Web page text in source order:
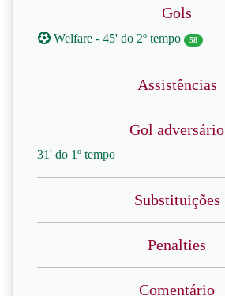
Gols
Welfare - 45' do 2º tempo 58
Assistências
Gol adversário
31' do 1º tempo
Substituições
Penalties
Comentário